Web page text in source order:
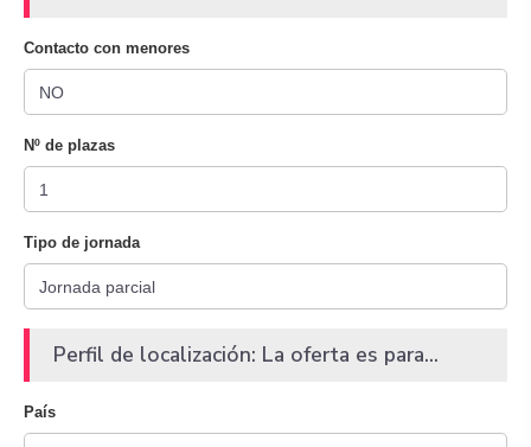
Contacto con menores
Nº de plazas
Tipo de jornada
Perfil de localización: La oferta es para...
País